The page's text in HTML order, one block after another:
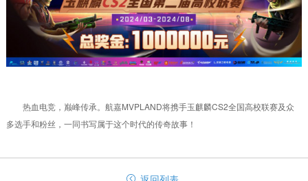
热血电竞，巅峰传承。航嘉MVPLAND将携手玉麒麟CS2全国高校联赛及众
多选手和粉丝，一同书写属于这个时代的传奇故事！